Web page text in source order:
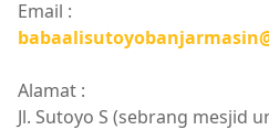
Email :
Alamat :
Jl. Sutoyo S (sebrang mesjid